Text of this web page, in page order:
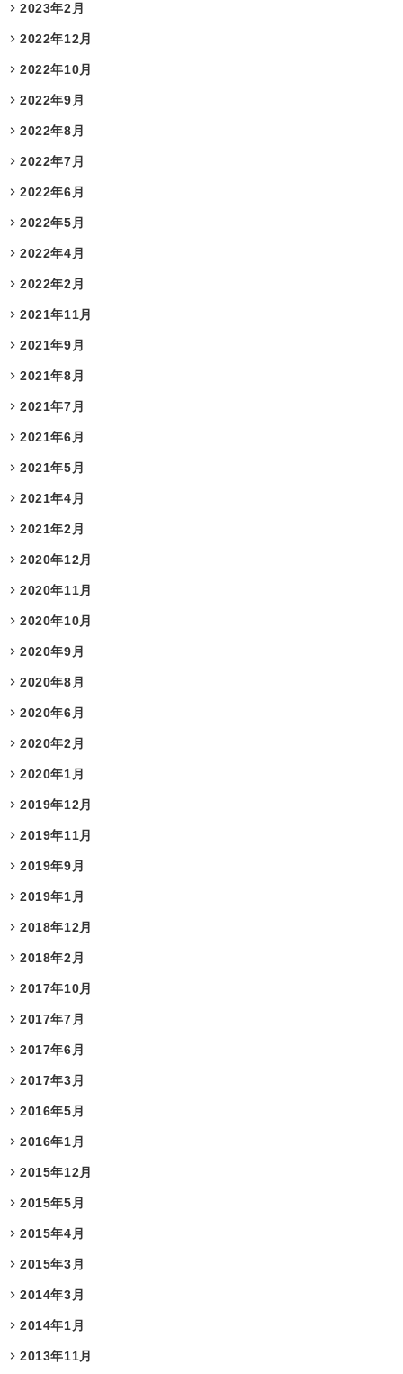
2023年2月
2022年12月
2022年10月
2022年9月
2022年8月
2022年7月
2022年6月
2022年5月
2022年4月
2022年2月
2021年11月
2021年9月
2021年8月
2021年7月
2021年6月
2021年5月
2021年4月
2021年2月
2020年12月
2020年11月
2020年10月
2020年9月
2020年8月
2020年6月
2020年2月
2020年1月
2019年12月
2019年11月
2019年9月
2019年1月
2018年12月
2018年2月
2017年10月
2017年7月
2017年6月
2017年3月
2016年5月
2016年1月
2015年12月
2015年5月
2015年4月
2015年3月
2014年3月
2014年1月
2013年11月